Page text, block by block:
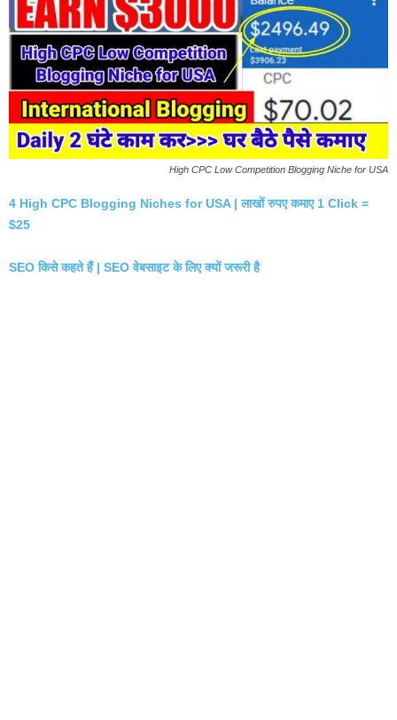
High CPC Low Competition Blogging Niche for USA
4 High CPC Blogging Niches for USA | लाखों रुपए कमाए 1 Click =
$25
SEO किसे कहते हैं | SEO वेबसाइट के लिए क्यों जरूरी है